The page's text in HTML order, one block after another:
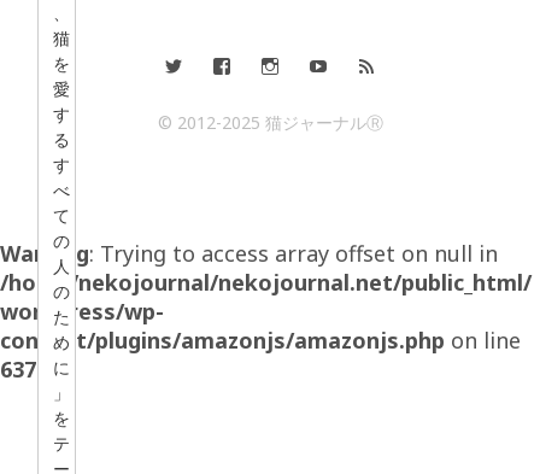
猫
を
愛
す
る
す
べ
て
の
人
の
た
め
に
」
を
テ
ー
© 2012-2025 猫ジャーナルⓇ
Warning: Trying to access array offset on null in
/home/nekojournal/nekojournal.net/public_html/
wordpress/wp-
content/plugins/amazonjs/amazonjs.php on line
637